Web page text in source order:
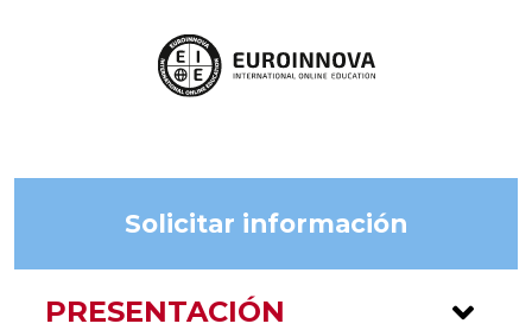
Solicitar información
PRESENTACIÓN